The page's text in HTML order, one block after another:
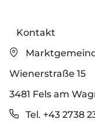
Kontakt
Wienerstraße 15
3481 Fels am
Tel. +43 2738